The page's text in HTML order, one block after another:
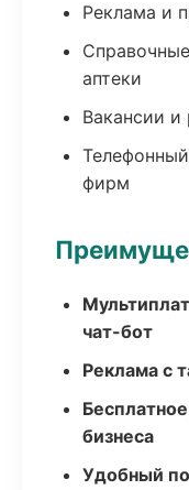
Реклама и
аптеки
Вакансии
фирм
чат-бот
Реклама с
бизнеса
Удобный